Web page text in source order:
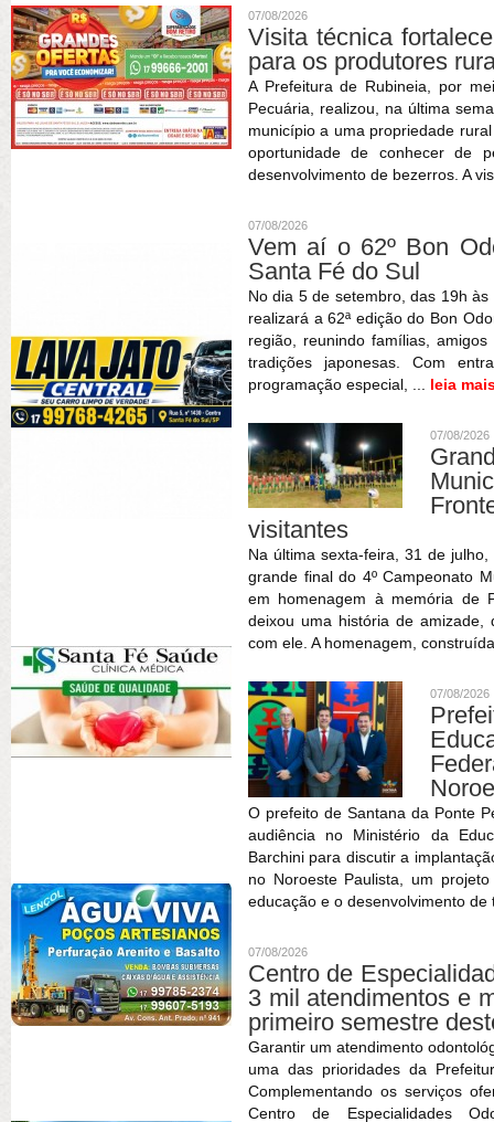
07/08/2026
Visita técnica
para os produtores
A Prefeitura de Rubineia, por
Pecuária, realizou, na última
município a uma propriedade
oportunidade de conhecer de
desenvolvimento de bezerros. A
07/08/2026
Vem aí o 62º Bon
Santa Fé do Sul
No dia 5 de setembro, das 19h
realizará a 62ª edição do Bon
região, reunindo famílias,
tradições japonesas. Com
programação especial, ... leia
07/08/2026
visitantes
Na última sexta-feira, 31 de
grande final do 4º Campeonato
em homenagem à memória de
deixou uma história de
com ele. A homenagem,
07/08/2026
O prefeito de Santana da Ponte
audiência no Ministério da
Barchini para discutir a
no Noroeste Paulista, um
educação e o desenvolvimento
07/08/2026
Centro de
3 mil atendimentos e
primeiro semestre
Garantir um atendimento
uma das prioridades da
Complementando os serviços
Centro de Especialidades